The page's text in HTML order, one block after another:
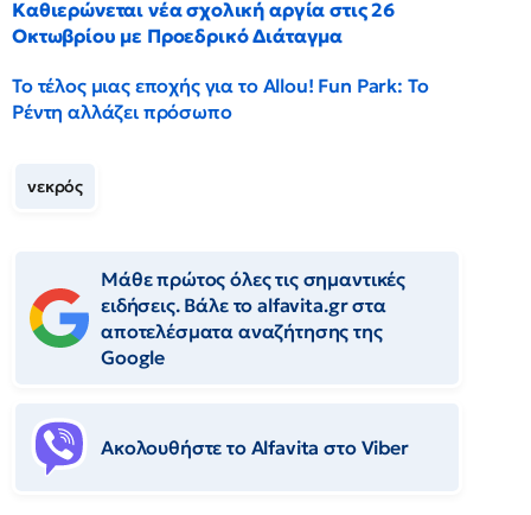
Καθιερώνεται νέα σχολική αργία στις 26
Οκτωβρίου με Προεδρικό Διάταγμα
Το τέλος μιας εποχής για το Allou! Fun Park: Το
Ρέντη αλλάζει πρόσωπο
νεκρός
Μάθε πρώτος όλες τις σημαντικές
ειδήσεις. Βάλε το alfavita.gr στα
αποτελέσματα αναζήτησης της
Google
Ακολουθήστε το Αlfavita στο Viber